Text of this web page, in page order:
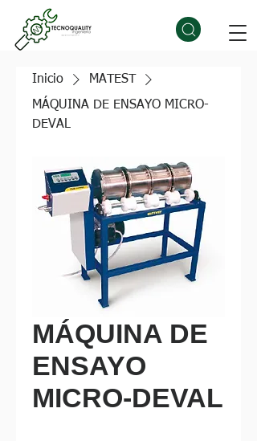
Inicio
MATEST
MÁQUINA DE ENSAYO MICRO-
DEVAL
MÁQUINA DE
ENSAYO
MICRO-DEVAL